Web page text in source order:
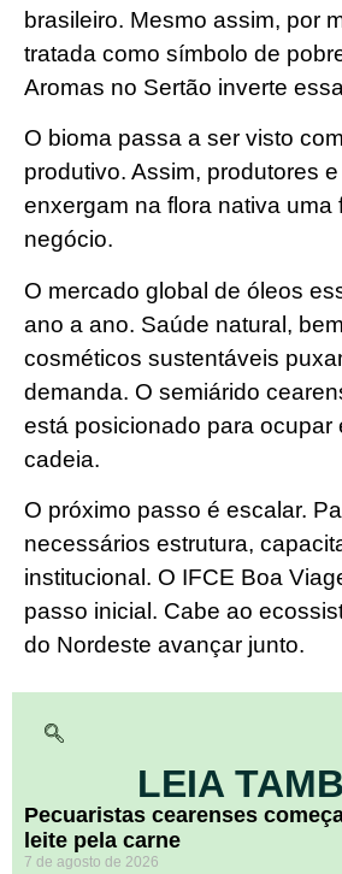
brasileiro. Mesmo assim, por
tratada como símbolo de
Aromas no Sertão inverte
O bioma passa a ser visto
produtivo. Assim, produtores
enxergam na flora nativa uma
negócio.
O mercado global de óleos
ano a ano. Saúde natural,
cosméticos sustentáveis
demanda. O semiárido
está posicionado para ocupar
cadeia.
O próximo passo é escalar.
necessários estrutura,
institucional. O IFCE Boa
passo inicial. Cabe ao
do Nordeste avançar junto.
LEIA
Pecuaristas cearenses
leite pela carne
7 de agosto de 2026